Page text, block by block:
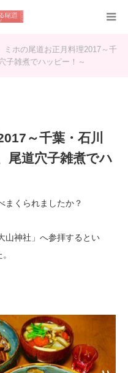
ミホの尾道お正月料理2017～千
子雑煮でハッピー！～
～千葉・石川
尾道穴子雑煮でハ
まくられましたか？
山神社」へ参拝するとい